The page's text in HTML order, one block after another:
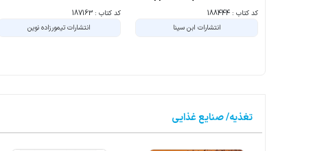
Science) 8th Editionکد کتاب : 188444
انتشارات ابن سینا
کد کتاب : 187163
انتشارات تیمورزاده نوین
تغذیه/ صنایع غذایی